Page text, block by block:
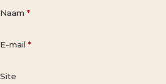
Naam *
E-mail *
Site